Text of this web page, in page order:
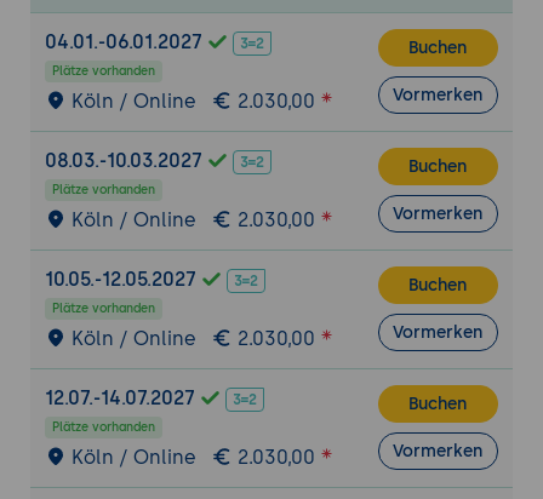
Installation und Einrichtung
Systemanforderungen und unterstützte
Umgebungen
Schritt-für-Schritt-Anleitung zur
Installation und Erstkonfiguration
Verwaltung von Inhalten, Assets und
Nutzung von Workflows, Benutzerrollen
und Genehmigungsprozessen
Datenmanagement
Import, Export und Archivierung von
Inhalten
Verwaltung von Beziehungen zwischen
04.01.-06.01.2027
Plätze vorhanden
Köln / Online 2.030,00
Buchen
Vormerken
08.03.-10.03.2027
Plätze vorhanden
Köln / Online 2.030,00
Buchen
Vormerken
10.05.-12.05.2027
Plätze vorhanden
Köln / Online 2.030,00
Buchen
Vormerken
12.07.-14.07.2027
Plätze vorhanden
Köln / Online 2.030,00
Buchen
Vormerken